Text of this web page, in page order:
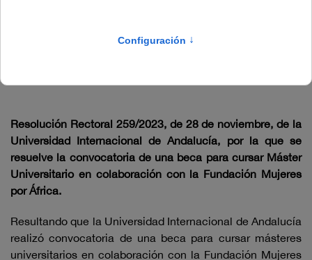
Resolución Rectoral 259/2023, de 28 de noviembre, de la
Universidad Internacional de Andalucía, por la que se
resuelve la convocatoria de una beca para cursar Máster
Universitario en colaboración con la Fundación Mujeres
por África.
Resultando que la Universidad Internacional de Andalucía
realizó convocatoria de una beca para cursar másteres
universitarios en colaboración con la Fundación Mujeres